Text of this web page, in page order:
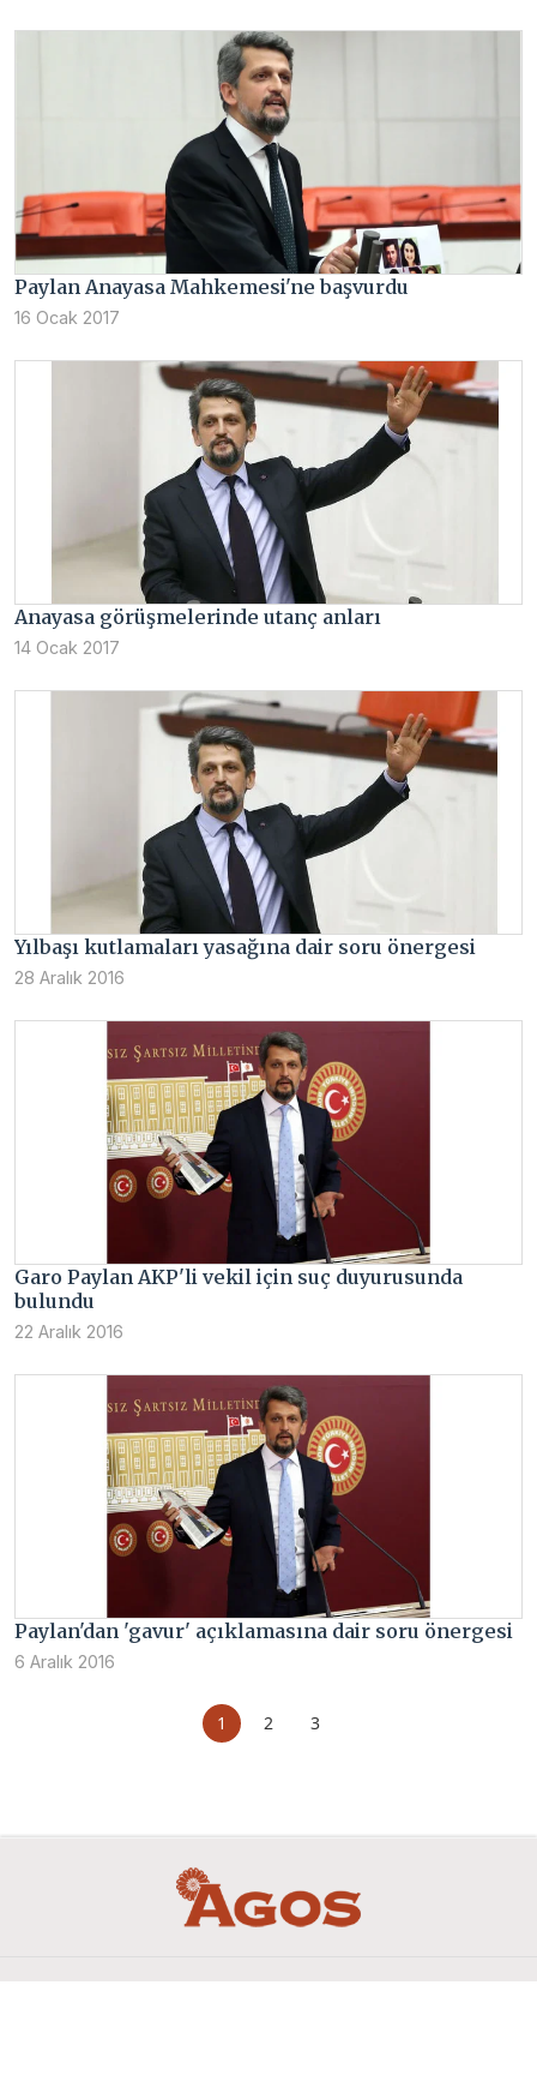
Paylan Anayasa Mahkemesi'ne başvurdu
16 Ocak 2017
Anayasa görüşmelerinde utanç anları
14 Ocak 2017
Yılbaşı kutlamaları yasağına dair soru önergesi
28 Aralık 2016
Garo Paylan AKP'li vekil için suç duyurusunda
bulundu
22 Aralık 2016
Paylan'dan 'gavur' açıklamasına dair soru önergesi
6 Aralık 2016
1 2 3